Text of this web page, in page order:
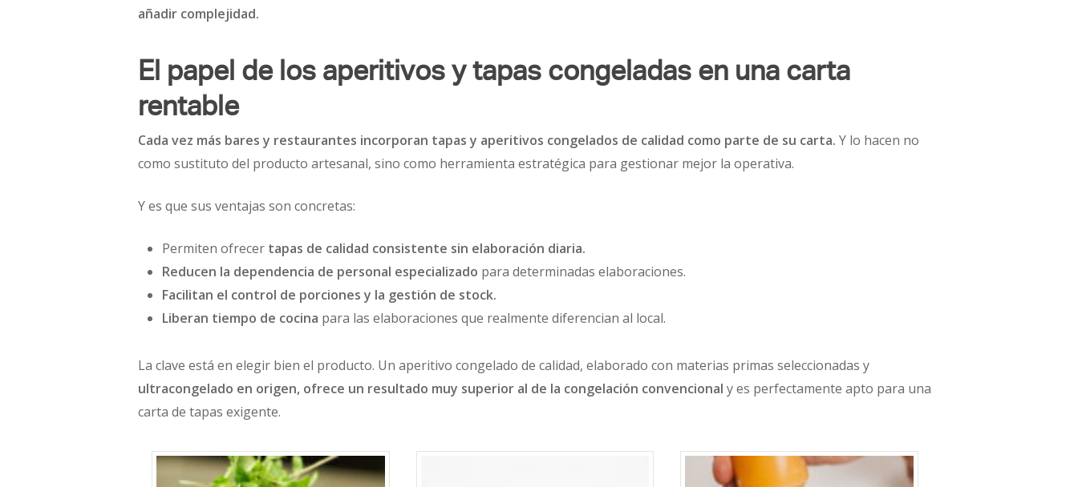
añadir complejidad.
El papel de los aperitivos y tapas congeladas en una carta
rentable
Cada vez más bares y restaurantes incorporan tapas y aperitivos congelados de calidad como parte de su carta. Y lo hacen no
como sustituto del producto artesanal, sino como herramienta estratégica para gestionar mejor la operativa.
Y es que sus ventajas son concretas:
Permiten ofrecer tapas de calidad consistente sin elaboración diaria.
Reducen la dependencia de personal especializado para determinadas elaboraciones.
Facilitan el control de porciones y la gestión de stock.
Liberan tiempo de cocina para las elaboraciones que realmente diferencian al local.
La clave está en elegir bien el producto. Un aperitivo congelado de calidad, elaborado con materias primas seleccionadas y
ultracongelado en origen, ofrece un resultado muy superior al de la congelación convencional y es perfectamente apto para una
carta de tapas exigente.